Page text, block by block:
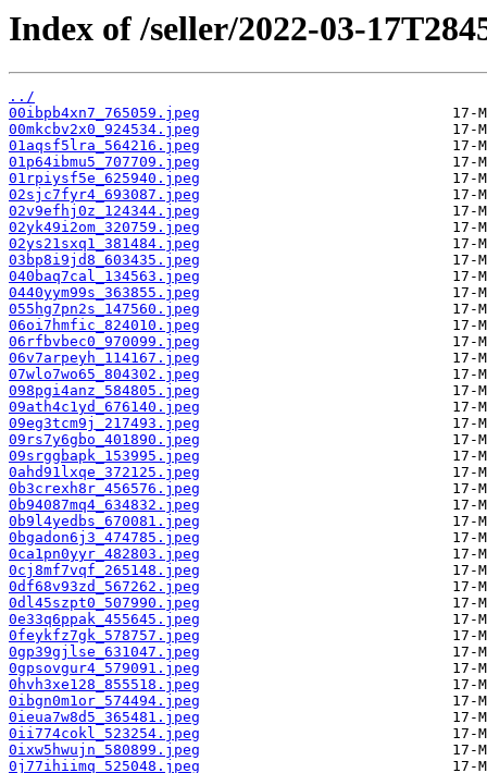
Index of /seller/2022-03-
../
00ibpb4xn7_765059.jpeg
00mkcbv2x0_924534.jpeg
01aqsf5lra_564216.jpeg
01p64ibmu5_707709.jpeg
01rpiysf5e_625940.jpeg
02sjc7fyr4_693087.jpeg
02v9efhj0z_124344.jpeg
02yk49i2om_320759.jpeg
02ys21sxq1_381484.jpeg
03bp8i9jd8_603435.jpeg
040baq7cal_134563.jpeg
0440yym99s_363855.jpeg
055hg7pn2s_147560.jpeg
06oi7hmfic_824010.jpeg
06rfbvbec0_970099.jpeg
06v7arpeyh_114167.jpeg
07wlo7wo65_804302.jpeg
098pgi4anz_584805.jpeg
09ath4c1yd_676140.jpeg
09eg3tcm9j_217493.jpeg
09rs7y6gbo_401890.jpeg
09srggbapk_153995.jpeg
0ahd91lxqe_372125.jpeg
0b3crexh8r_456576.jpeg
0b94087mq4_634832.jpeg
0b9l4yedbs_670081.jpeg
0bgadon6j3_474785.jpeg
0ca1pn0yyr_482803.jpeg
0cj8mf7vqf_265148.jpeg
0df68v93zd_567262.jpeg
0dl45szpt0_507990.jpeg
0e33q6ppak_455645.jpeg
0feykfz7gk_578757.jpeg
0gp39gjlse_631047.jpeg
0gpsovgur4_579091.jpeg
0hvh3xe128_855518.jpeg
0ibgn0m1or_574494.jpeg
0ieua7w8d5_365481.jpeg
0ii774cokl_523254.jpeg
0ixw5hwujn_580899.jpeg
0j77ihiimq_525048.jpeg